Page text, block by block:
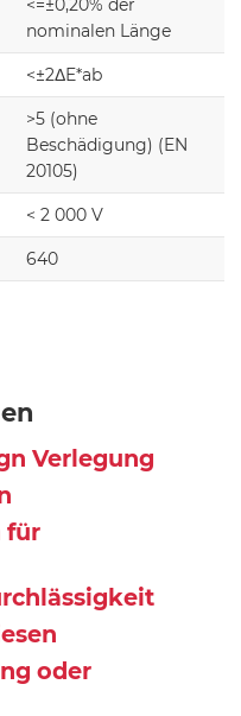
<=±0,20% der
nominalen Länge
<±2ΔE*ab
>5 (ohne
Beschädigung) (EN
20105)
< 2 000 V
640
Verlegung
für
oder